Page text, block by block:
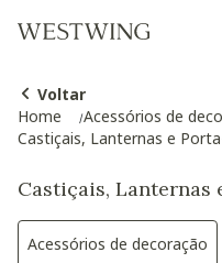
Voltar
Home
Acessórios de
Castiçais, Lanternas e
Castiçais, Lanternas
Acessórios de decoração
Refinar por